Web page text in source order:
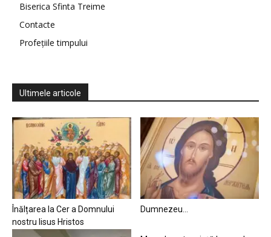
Biserica Sfinta Treime
Contacte
Profețiile timpului
Ultimele articole
Înălțarea la Cer a Domnului
nostru Iisus Hristos
Dumnezeu…